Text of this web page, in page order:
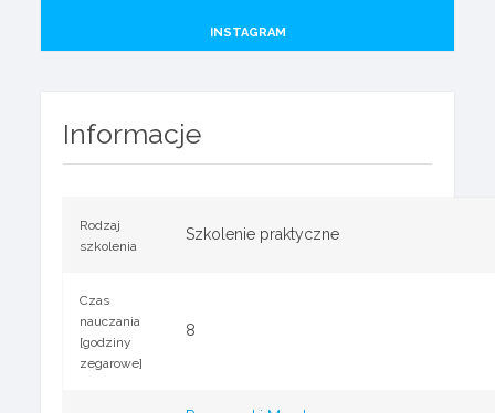
INSTAGRAM
Informacje
Rodzaj
szkolenia
Szkolenie praktyczne
Czas
nauczania
[godziny
zegarowe]
8